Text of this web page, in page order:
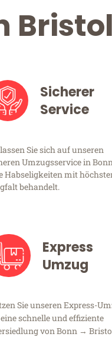
Bristol
Sicherer
Service
Sie sich auf unseren
Umzugsservice in
Habseligkeiten mit
behandelt.
Express
Umzug
Sie unseren Express-
schnelle und effiziente
von Bonn →